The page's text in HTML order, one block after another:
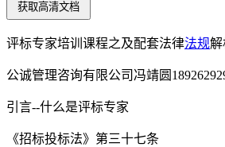
获取高清文档
评标专家培训课程之及配套法律法规解
公诚管理咨询有限公司冯靖圆
引言--什么是评标专家
《招标投标法》第三十七条